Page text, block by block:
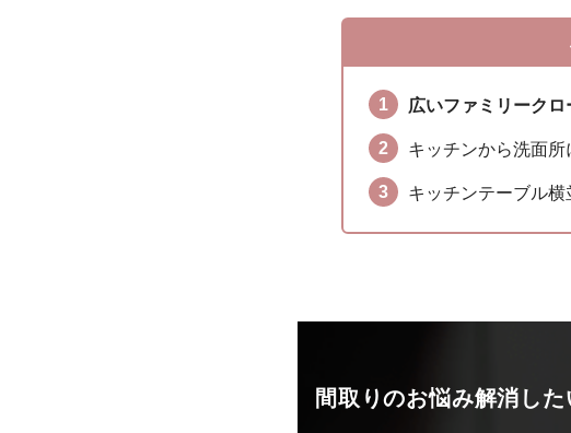
広いファミリークロ
キッチンから洗面所
キッチンテーブル横
間取りのお悩み解消した